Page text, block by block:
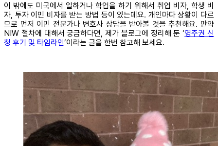
이 밖에도 미국에서 일하거나 학업을 하기 위해서 취업 비자, 학생 비
자, 투자 이민 비자를 받는 방법 등이 있는데요. 개인마다 상황이 다르
므로 먼저 이민 전문가나 변호사 상담을 받아볼 것을 추천해요. 만약
NIW 절차에 대해서 궁금하다면, 제가 블로그에 정리해 둔 ‘영주권 신
청 후기 및 타임라인’이라는 글을 한번 참고해 보세요.